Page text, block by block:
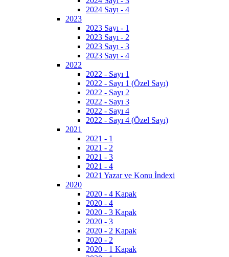
2024 Sayı - 4
2023
2023 Sayı - 1
2023 Sayı - 2
2023 Sayı - 3
2023 Sayı - 4
2022
2022 - Sayı 1
2022 - Sayı 1 (Özel Sayı)
2022 - Sayı 2
2022 - Sayı 3
2022 - Sayı 4
2022 - Sayı 4 (Özel Sayı)
2021
2021 - 1
2021 - 2
2021 - 3
2021 - 4
2021 Yazar ve Konu İndexi
2020
2020 - 4 Kapak
2020 - 4
2020 - 3 Kapak
2020 - 3
2020 - 2 Kapak
2020 - 2
2020 - 1 Kapak